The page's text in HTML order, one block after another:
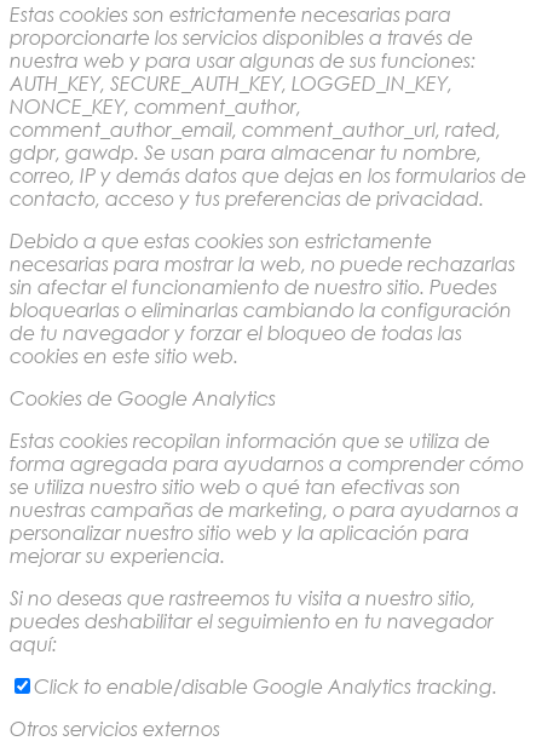
Estas cookies son estrictamente necesarias para
proporcionarte los servicios disponibles a través de
nuestra web y para usar algunas de sus funciones:
AUTH_KEY, SECURE_AUTH_KEY, LOGGED_IN_KEY,
NONCE_KEY, comment_author,
comment_author_email, comment_author_url, rated,
gdpr, gawdp. Se usan para almacenar tu nombre,
correo, IP y demás datos que dejas en los formularios de
contacto, acceso y tus preferencias de privacidad.
Debido a que estas cookies son estrictamente
necesarias para mostrar la web, no puede rechazarlas
sin afectar el funcionamiento de nuestro sitio. Puedes
bloquearlas o eliminarlas cambiando la configuración
de tu navegador y forzar el bloqueo de todas las
cookies en este sitio web.
Cookies de Google Analytics
Estas cookies recopilan información que se utiliza de
forma agregada para ayudarnos a comprender cómo
se utiliza nuestro sitio web o qué tan efectivas son
nuestras campañas de marketing, o para ayudarnos a
personalizar nuestro sitio web y la aplicación para
mejorar su experiencia.
Si no deseas que rastreemos tu visita a nuestro sitio,
puedes deshabilitar el seguimiento en tu navegador
aquí:
Click to enable/disable Google Analytics tracking.
Otros servicios externos